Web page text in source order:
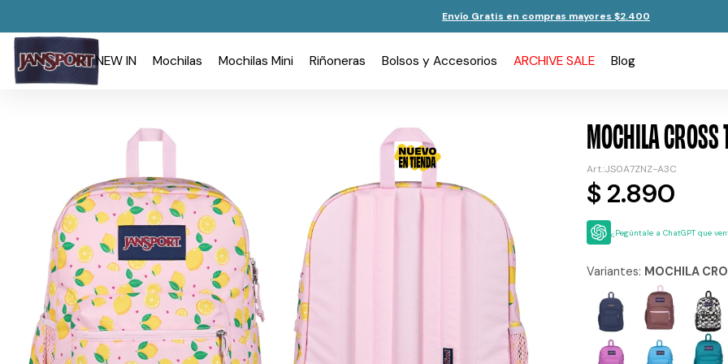
Envío Gratis en compras mayores $2.400
NEW IN Mochilas Mochilas Mini Riñoneras Bolsos y Accesorios ARCHIVE SALE Blog
MOCHILA
JS0A7ZNZ-A3C
$ 2.890
¿Pegúntale a ChatGPT que
Variantes: MOCHILA